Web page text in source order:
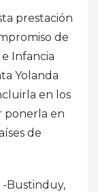
prestación
de
e Infancia
Yolanda
en los
ponerla en
de
-Bustinduy,